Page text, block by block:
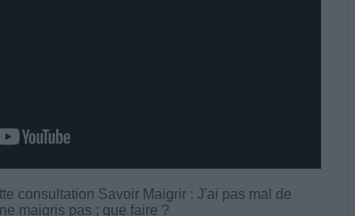
consultation Savoir Maigrir : J'ai pas mal de
maigris pas ; que faire ?